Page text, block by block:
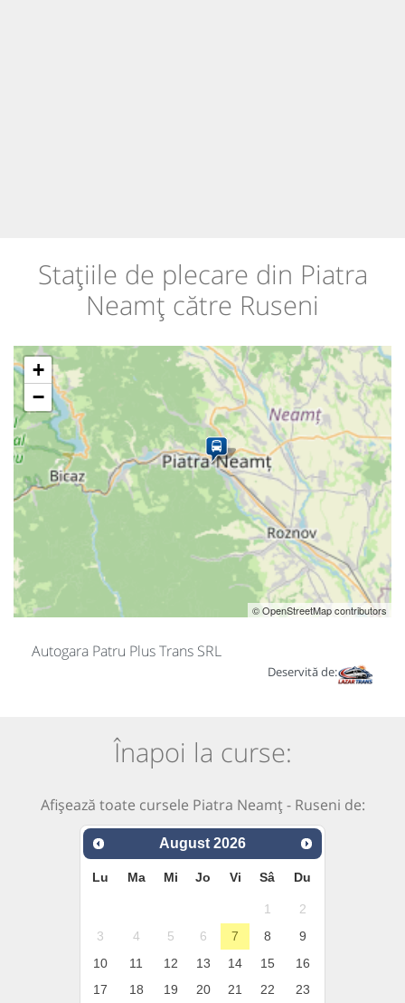
Stațiile de plecare din Piatra
Neamț către Ruseni
+
−
© OpenStreetMap contributors
Autogara Patru Plus Trans SRL
Deservită de:
Înapoi la curse:
Afișează toate cursele Piatra Neamț - Ruseni de:
August 2026
Lu Ma Mi Jo Vi Sâ Du
1
2
3
4 5 6 7 8
9
10
11 12 13 14 15
16
17
18 19 20 21 22
23